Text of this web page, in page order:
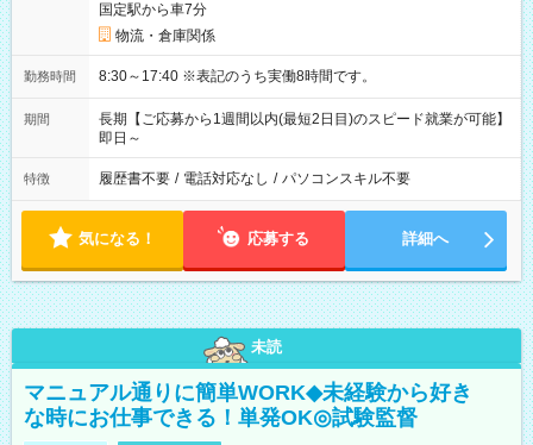
国定駅から車7分
物流・倉庫関係
勤務時間 8:30～17:40 ※表記のうち実働8時間です。
期間
長期【ご応募から1週間以内(最短2日目)のスピード就業が可能】
即日～
特徴 履歴書不要 / 電話対応なし / パソコンスキル不要
気になる！ 応募する 詳細へ
未読
マニュアル通りに簡単WORK◆未経験から好き
な時にお仕事できる！単発OK◎試験監督